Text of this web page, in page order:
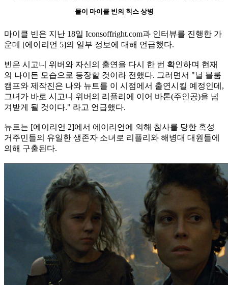
물이 마이클 빈의 힉스 상병
마이클 빈은 지난 18일 Iconsoffright.com과 인터뷰를 진행한 가
운데 [에이리언 5]의 일부 정보에 대해 언급했다.
빈은 시고니 위버와 자신의 출연을 다시 한 번 확인하며 현재
의 나이든 모습으로 등장할 것이라 전했다. 그러면서 "닐 블룸
캠프와 제작진은 나와 뉴트를 이 시점에서 출연시킬 예정인데,
그녀가 바로 시고니 위버의 리플리에 이어 바톤(주인공)을 넘
겨받게 될 것이다." 라고 언급했다.
뉴트는 [에이리언 2]에서 에이리언에 의해 참사를 당한 혹성
거주민들의 유일한 생존자 소녀로 리플리와 해병대 대원들에
의해 구출된다.